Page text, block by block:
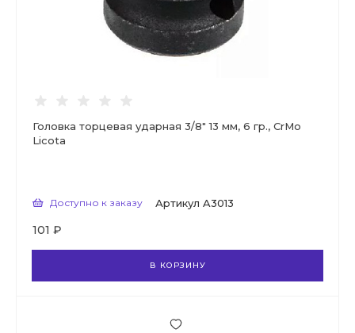
Головка торцевая ударная 3/8" 13 мм, 6 гр., CrMo
Licota
Доступно к заказу Артикул A3013
101 ₽
В КОРЗИНУ